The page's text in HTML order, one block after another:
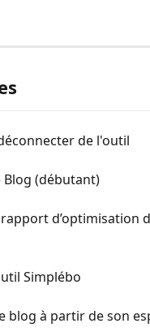
de l'outil
(débutant)
d’optimisation
Simplébo
blog à partir de son